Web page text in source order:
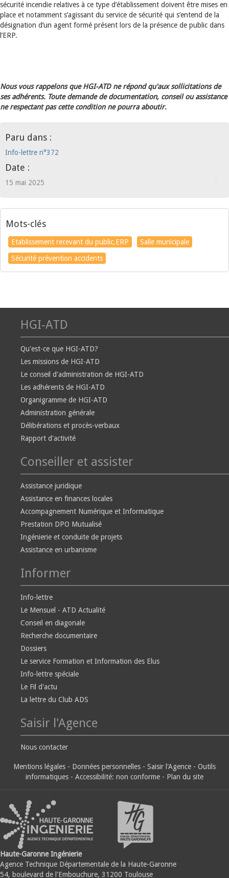
sécurité incendie relatives à ce type d’établissement doivent être mises en
place et notamment s’agissant du service de sécurité qui s’entend de la
désignation d’un agent formé présent lors de la présence de public dans
l’ERP.
Nous vous rappelons que HGI-ATD ne répond qu'aux sollicitations de
ses adhérents. Toute demande de documentation, conseil ou assistance
ne respectant pas cette condition ne pourra aboutir.
Paru dans :
Info-lettre n°372
Date :
15 mai 2025
Mots-clés
Etablissement recevant du public,ERP
Salle municipale
Sécurité prévention accidents
HGI-ATD
Qu'est-ce que HGI-ATD?
Les missions de HGI-ATD
Le conseil d'administration de HGI-ATD
Les adhérents de HGI-ATD
Organigramme de HGI-ATD
Administration générale
Délibérations et procès-verbaux
Rapport d'activité
Conseiller et assister
Assistance juridique
Assistance en finances locales
Accompagnement Numérique et Informatique
Prestation DPO Mutualisé
Ingénierie et conduite de projets
Assistance en urbanisme
Informer
Info-lettre
Le Mensuel - ATD Actualité
Conseil en diagonale
Recherche documentaire
Dossiers
Le service Formation et Information des Elus
Info-lettre spéciale
Le Fil d'actu
La lettre du Club ADS
Saisir l'Agence
Nous contacter
Mentions légales - Données personnelles - Saisir l'Agence - Outils
informatiques - Accessibilité: non conforme - Plan du site
Haute-Garonne Ingénierie
Agence Technique Départementale de la Haute-Garonne
54, boulevard de l'Embouchure, 31200 Toulouse